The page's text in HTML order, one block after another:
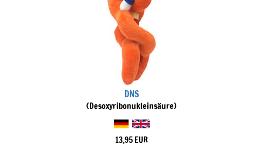
DNS
(Desoxyribonukleinsäure)
13,95 EUR